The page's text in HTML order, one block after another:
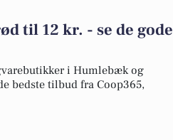
til 12 kr. - se de gode
i Humlebæk og
bedste tilbud fra Coop365,